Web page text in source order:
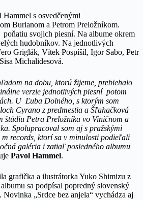
s osvedčenými
Burianom a Petrom Preložníkom.
svojich piesní. Na albume okrem
hudobníkov. Na jednotlivých
Griglák, Vítek Pospíšil, Igor Sabo, Petr
Michalidesová.
na dobu, ktorú žijeme, prebiehalo
verzie jednotlivých piesní potom
U Ľuba Dolného, s ktorým som
Cyrano z predmestia a Šľahačková
štúdiu Petra Preložníka vo Viničnom a
Spolupracoval som aj s pražskými
records, ktorí sa v minulosti podieľali
galéria i zatiaľ posledného albumu
Pavol Hammel.
grafička a ilustrátorka Yuko Shimizu z
sa podpísal popredný slovenský
„Srdce bez anjela“ vychádza aj